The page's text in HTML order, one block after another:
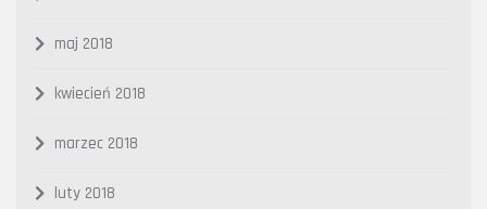
maj 2018
kwiecień 2018
marzec 2018
luty 2018